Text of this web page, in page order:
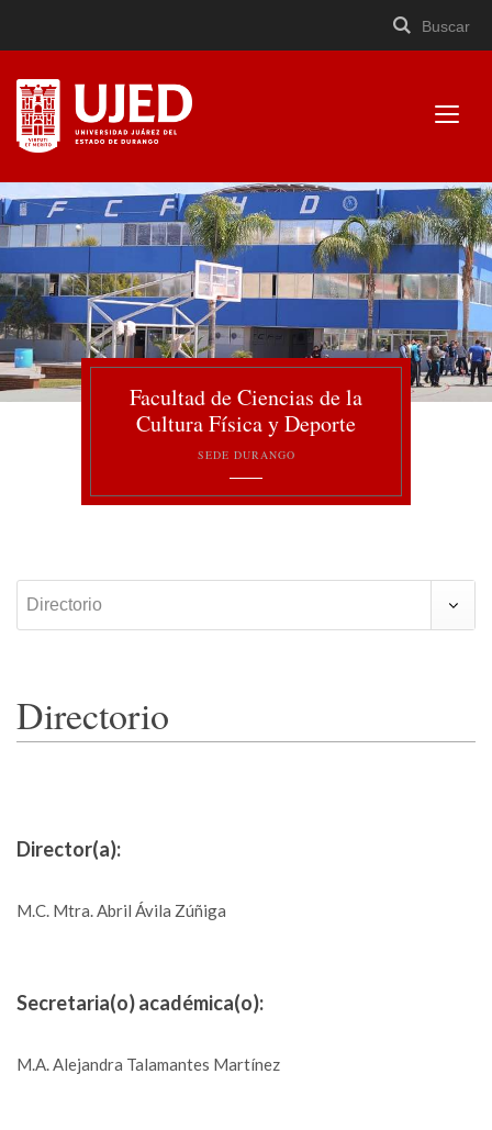
a
contenido
×
Buscar
Universidad Juárez del
Estado de Durango
Facultad de Ciencias de la
Cultura Física y Deporte
SEDE DURANGO
Directorio
Directorio
Director(a):
M.C. Mtra. Abril Ávila Zúñiga
Secretaria(o) académica(o):
M.A. Alejandra Talamantes Martínez